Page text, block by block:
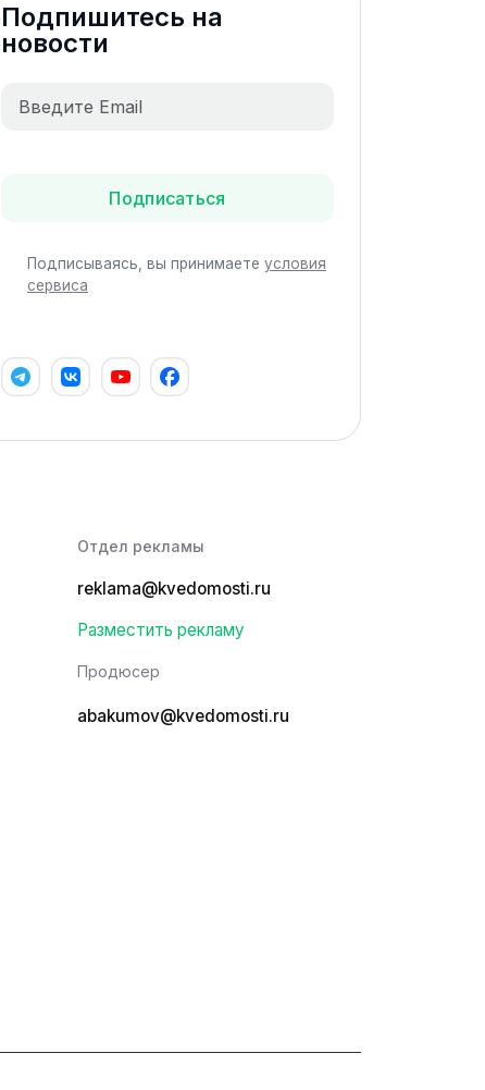
Подпишитесь на
новости
Подписаться
Подписываясь, вы принимаете условия
сервиса
Отдел рекламы
reklama@kvedomosti.ru
Разместить рекламу
Продюсер
abakumov@kvedomosti.ru